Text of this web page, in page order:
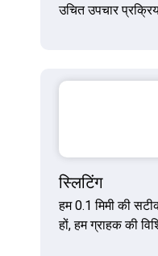
उचित उपचार
स्लिटिंग
हम 0.1 मिमी की
हों, हम ग्राहक की